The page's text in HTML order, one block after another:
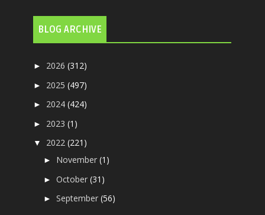
BLOG ARCHIVE
► 2026(312)
► 2025(497)
► 2024(424)
► 2023(1)
▼ 2022(221)
► November(1)
►October(31)
►September(56)